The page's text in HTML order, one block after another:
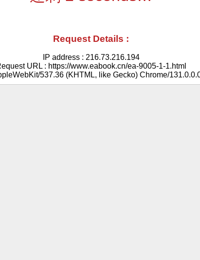
Request Details :
IP address : 216.73.216.194
URL : https://www.eabook.cn/ea-9005-1-1.html
537.36 (KHTML, like Gecko) Chrome/